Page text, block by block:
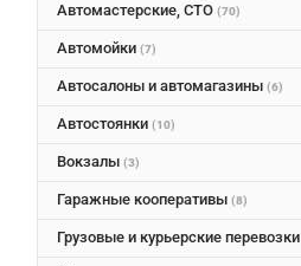
Автомастерские, СТО (70)
Автомойки (7)
Автосалоны и автомагазины (6)
Автостоянки (10)
Вокзалы (3)
Гаражные кооперативы (8)
Грузовые и курьерские перевозки